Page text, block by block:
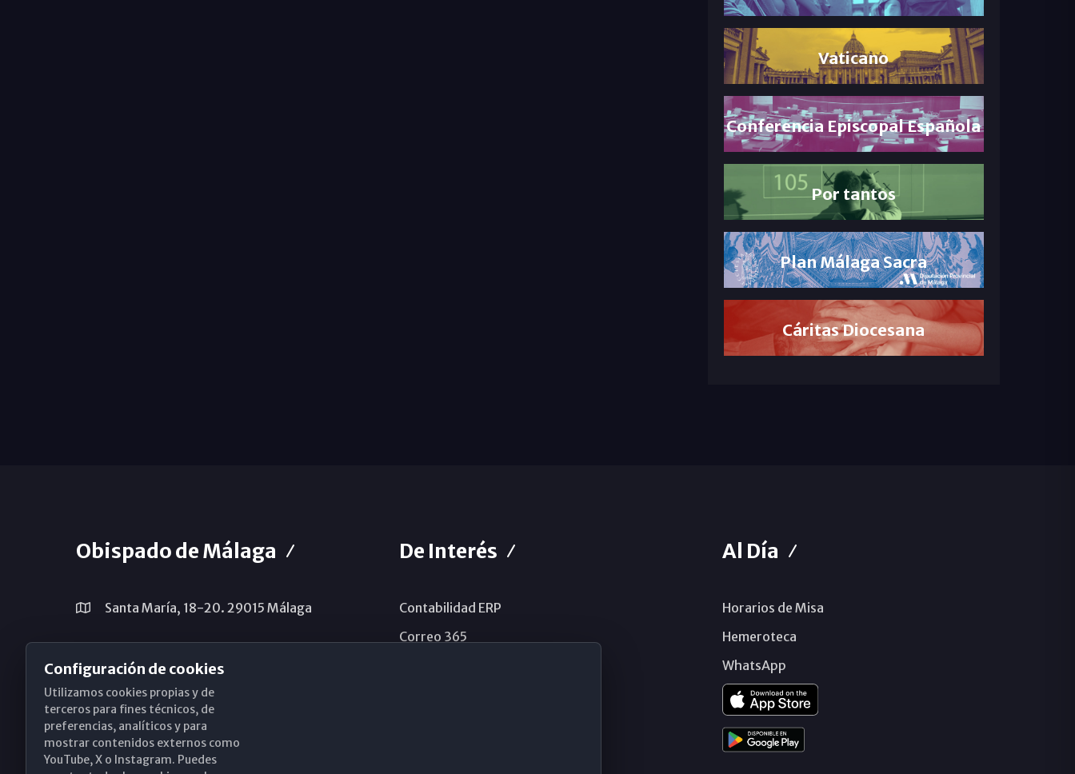
Vaticano
Conferencia Episcopal Española
Por tantos
Plan Málaga Sacra
Cáritas Diocesana
Obispado de Málaga
Santa María, 18-20. 29015 Málaga
(+34) 952 224 386
obispado@diocesismalaga.es
De Interés
Contabilidad ERP
Correo 365
Al Día
Horarios de Misa
Hemeroteca
WhatsApp
Configuración de cookies
Utilizamos cookies propias y de
terceros para fines técnicos, de
preferencias, analíticos y para
mostrar contenidos externos como
YouTube, X o Instagram. Puedes